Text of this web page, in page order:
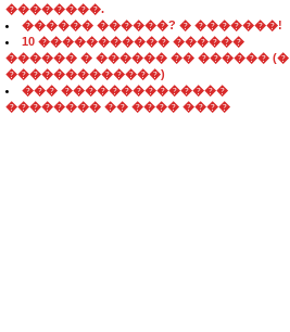
��������.
������ ������? � �������!
10 ����������� ������
������ � ������ �� ������ (�
�������������)
��� ��������������
�������� �� ���� ����